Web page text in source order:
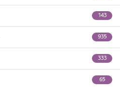
143
935
333
65